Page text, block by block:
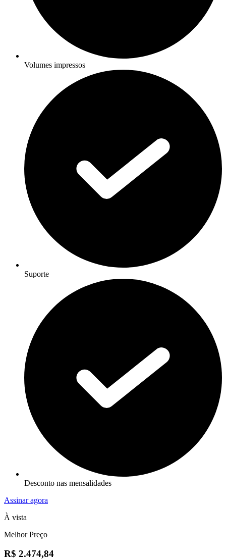
Volumes impressos
Suporte
Desconto nas mensalidades
Assinar agora
À vista
Melhor Preço
R$ 2.474,84